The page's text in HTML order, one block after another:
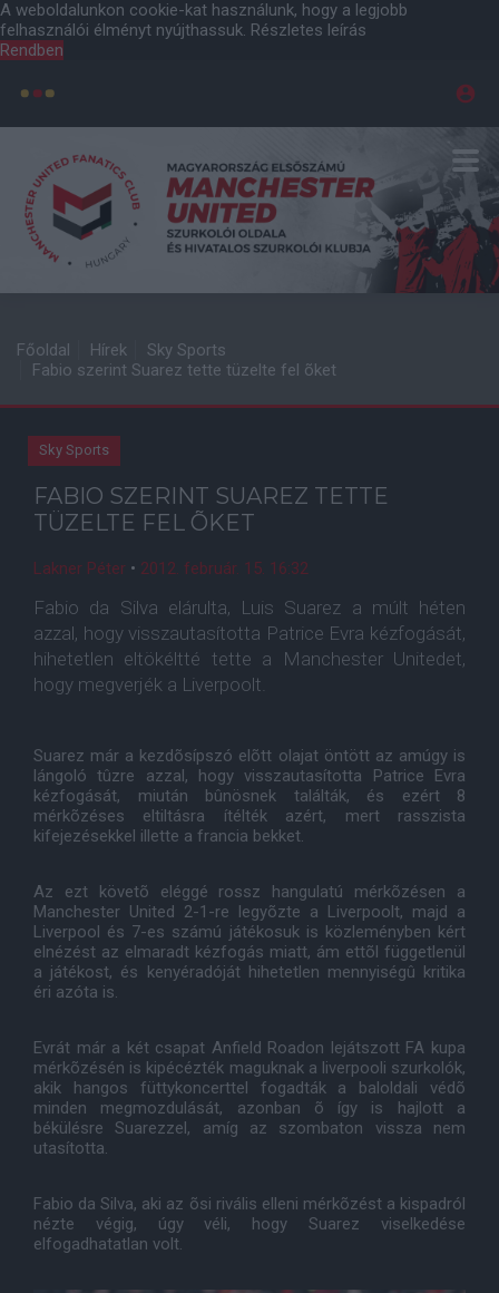
A weboldalunkon cookie-kat használunk, hogy a legjobb
felhasználói élményt nyújthassuk. Részletes leírás
Rendben
Főoldal Hírek
Sky Sports
Fabio szerint Suarez tette tüzelte fel õket
Sky Sports
FABIO SZERINT SUAREZ TETTE
TÜZELTE FEL ÕKET
Lakner Péter • 2012. február. 15. 16:32
Fabio da Silva elárulta, Luis Suarez a múlt héten
azzal, hogy visszautasította Patrice Evra kézfogását,
hihetetlen eltökéltté tette a Manchester Unitedet,
hogy megverjék a Liverpoolt.
Suarez már a kezdõsípszó elõtt olajat öntött az amúgy is
lángoló tûzre azzal, hogy visszautasította Patrice Evra
kézfogását, miután bûnösnek találták, és ezért 8
mérkõzéses eltiltásra ítélték azért, mert rasszista
kifejezésekkel illette a francia bekket.
Az ezt követõ eléggé rossz hangulatú mérkõzésen a
Manchester United 2-1-re legyõzte a Liverpoolt, majd a
Liverpool és 7-es számú játékosuk is közleményben kért
elnézést az elmaradt kézfogás miatt, ám ettõl függetlenül
a játékost, és kenyéradóját hihetetlen mennyiségû kritika
éri azóta is.
Evrát már a két csapat Anfield Roadon lejátszott FA kupa
mérkõzésén is kipécézték maguknak a liverpooli szurkolók,
akik hangos füttykoncerttel fogadták a baloldali védõ
minden megmozdulását, azonban õ így is hajlott a
békülésre Suarezzel, amíg az szombaton vissza nem
utasította.
Fabio da Silva, aki az õsi rivális elleni mérkõzést a kispadról
nézte végig, úgy véli, hogy Suarez viselkedése
elfogadhatatlan volt.